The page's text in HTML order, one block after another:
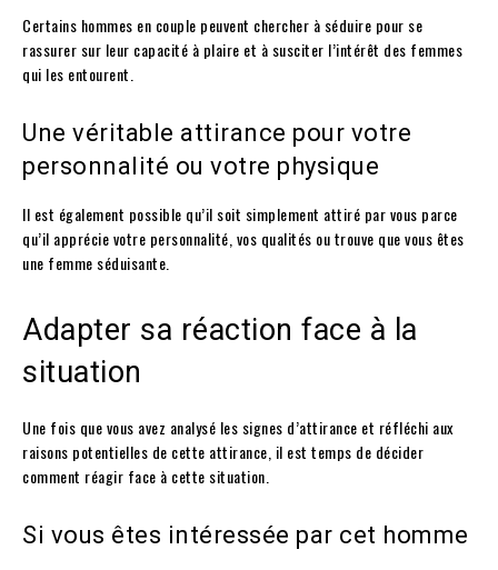
Certains hommes en couple peuvent chercher à séduire pour se
rassurer sur leur capacité à plaire et à susciter l’intérêt des femmes
qui les entourent.
Une véritable attirance pour votre
personnalité ou votre physique
Il est également possible qu’il soit simplement attiré par vous parce
qu’il apprécie votre personnalité, vos qualités ou trouve que vous êtes
une femme séduisante.
Adapter sa réaction face à la
situation
Une fois que vous avez analysé les signes d’attirance et réfléchi aux
raisons potentielles de cette attirance, il est temps de décider
comment réagir face à cette situation.
Si vous êtes intéressée par cet homme